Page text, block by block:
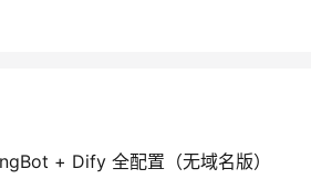
+ Dify 全配置（无域名版）